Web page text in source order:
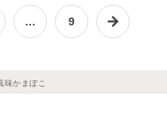
… 9
味かまぼこ